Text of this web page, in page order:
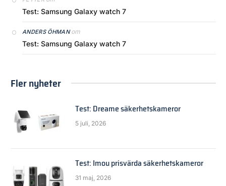
Test: Samsung Galaxy watch 7
ANDERS ÖHMANom
Test: Samsung Galaxy watch 7
Fler nyheter
Test: Dreame säkerhetskameror
5 juli, 2026
Test: Imou prisvärda säkerhetskameror
31 maj, 2026